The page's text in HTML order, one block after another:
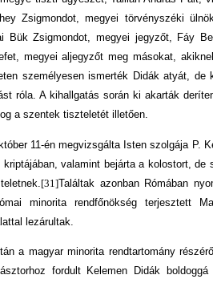
Zsigmondot, megyei törvényszéki
Bük Zsigmondot, megyei jegyzőt, Fáy
megyei aljegyzőt meg másokat,
személyesen ismerték Didák atyát, de
róla. A kihallgatás során ki akarták
a szentek tiszteletét illetően.
11-én megvizsgálta Isten szolgája P.
kriptájában, valamint bejárta a kolostort, de
[31]Találtak azonban Rómában
minorita rendfőnökség terjesztett
lezárultak.
a magyar minorita rendtartomány
fordult Kelemen Didák